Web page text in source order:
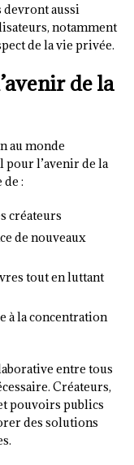
aussi
notamment
de la vie privée.
de la
au monde
l’avenir de la
:
créateurs
de nouveaux
tout en luttant
à la concentration
entre tous
Créateurs,
pouvoirs publics
des solutions